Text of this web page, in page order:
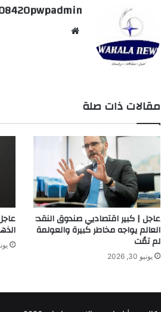
مقالات ذات صلة
عاجل | كبير اقتصاديي صندوق النقد:
العالم يواجه مخاطر كبيرة والعولمة
لم تمُت
يونيو 30, 2026
يونيو